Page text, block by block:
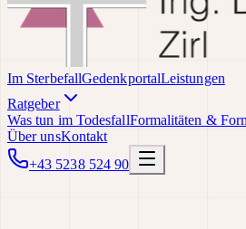
Im SterbefallGedenkportalLeistungen
Ratgeber
Was tun im TodesfallFormalitäten &
Über unsKontakt
+43 5238 524 90